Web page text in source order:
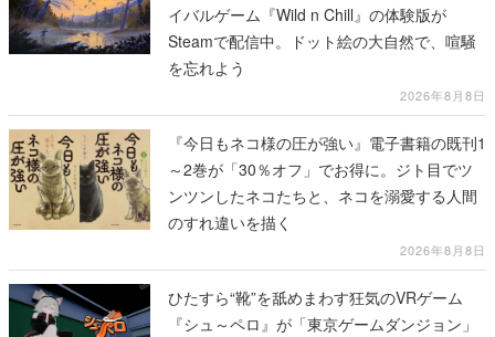
イバルゲーム『Wild n Chill』の体験版が
Steamで配信中。ドット絵の大自然で、喧騒
を忘れよう
2026年8月8日
『今日もネコ様の圧が強い』電子書籍の既刊1
～2巻が「30％オフ」でお得に。ジト目でツ
ンツンしたネコたちと、ネコを溺愛する人間
のすれ違いを描く
2026年8月8日
ひたすら“靴”を舐めまわす狂気のVRゲーム
『シュ～ペロ』が「東京ゲームダンジョン」